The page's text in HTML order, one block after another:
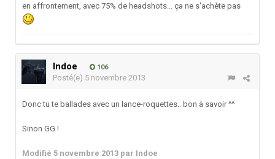
en affrontement, avec 75% de headshots... ça ne s'achète pas
Indoe 106
Posté(e) 5 novembre 2013
Donc tu te ballades avec un lance-roquettes.. bon à savoir ^^
Sinon GG !
Modifié 5 novembre 2013 par Indoe